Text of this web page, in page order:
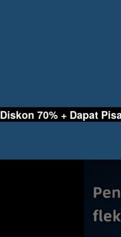
Diskon 70% + Dapat